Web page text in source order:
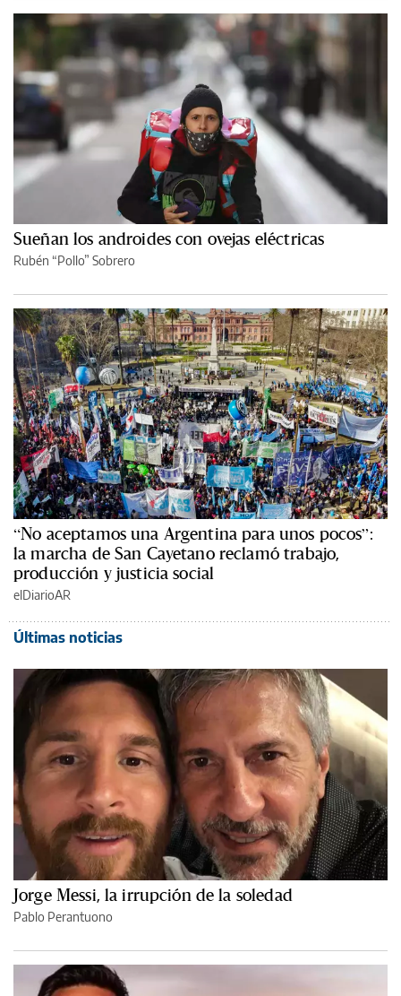
Sueñan los androides con ovejas eléctricas
Rubén “Pollo” Sobrero
“No aceptamos una Argentina para unos pocos”:
la marcha de San Cayetano reclamó trabajo,
producción y justicia social
elDiarioAR
Últimas noticias
Jorge Messi, la irrupción de la soledad
Pablo Perantuono